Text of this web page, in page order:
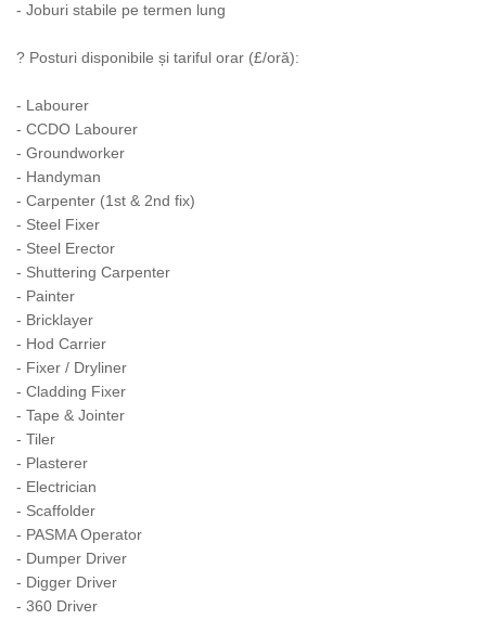
- Joburi stabile pe termen lung
? Posturi disponibile și tariful orar (£/oră):
- Labourer
- CCDO Labourer
- Groundworker
- Handyman
- Carpenter (1st & 2nd fix)
- Steel Fixer
- Steel Erector
- Shuttering Carpenter
- Painter
- Bricklayer
- Hod Carrier
- Fixer / Dryliner
- Cladding Fixer
- Tape & Jointer
- Tiler
- Plasterer
- Electrician
- Scaffolder
- PASMA Operator
- Dumper Driver
- Digger Driver
- 360 Driver